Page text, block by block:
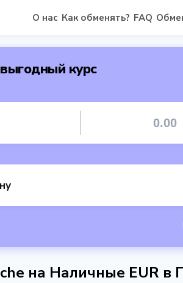
О нас Как обменять? FAQ
курс
на Наличные EUR в